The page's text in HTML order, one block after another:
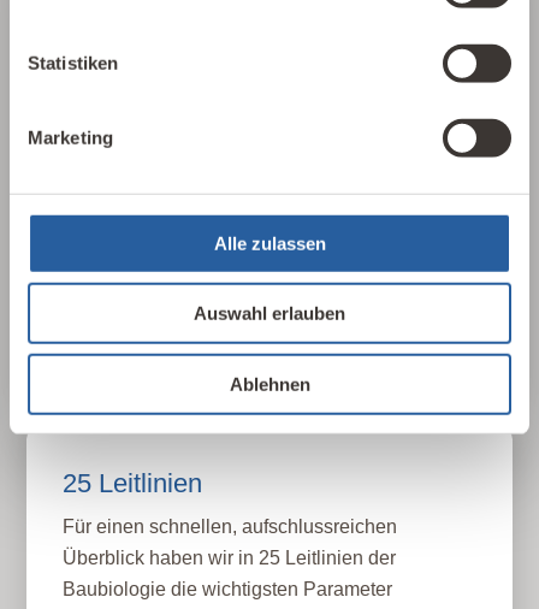
Statistiken
Marketing
Alle zulassen
Auswahl erlauben
Ablehnen
gebauten Umwelt. Wie wirken sich Gebäude,
aus? Dabei werden ganzheitlich
gesundheitliche, nachhaltige und gestalterische
Aspekte betrachtet.
Baubiologie kennenlernen
25 Leitlinien
Für einen schnellen, aufschlussreichen
Überblick haben wir in 25 Leitlinien der
Baubiologie die wichtigsten Parameter